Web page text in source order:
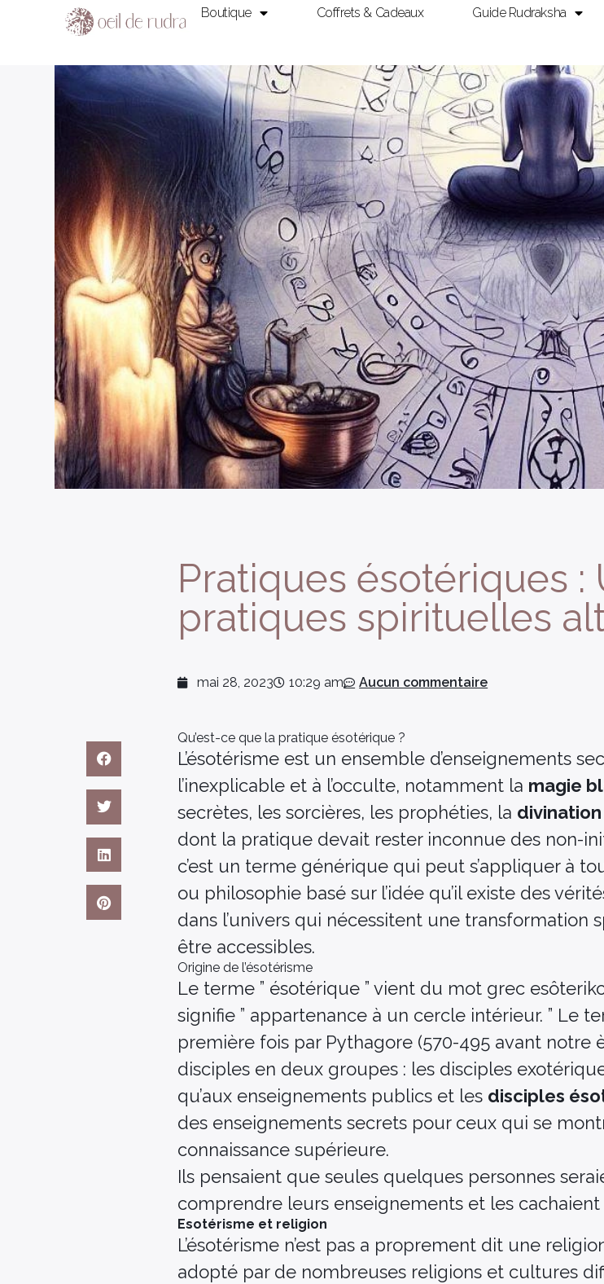
Boutique Coffrets & Cadeaux Guide Rudraksha
Pratiques ésotériques :
pratiques spirituelles
mai 28, 2023 10:29 am Aucun commentaire
Qu’est-ce que la pratique ésotérique ?
L’ésotérisme est un ensemble d’enseignements
l’inexplicable et à l’occulte, notamment la magie
secrètes, les sorcières, les prophéties, la divination
dont la pratique devait rester inconnue des non-
c’est un terme générique qui peut s’appliquer à
ou philosophie basé sur l’idée qu’il existe des
dans l’univers qui nécessitent une transformation
être accessibles.
Origine de l’ésotérisme
Le terme ” ésotérique ” vient du mot grec
signifie ” appartenance à un cercle intérieur. ” Le
première fois par Pythagore (570-495 avant notre
disciples en deux groupes : les disciples
qu’aux enseignements publics et les disciples
des enseignements secrets pour ceux qui se
connaissance supérieure.
Ils pensaient que seules quelques personnes
comprendre leurs enseignements et les
Esotérisme et religion
L’ésotérisme n’est pas a proprement dit une
adopté par de nombreuses religions et cultures